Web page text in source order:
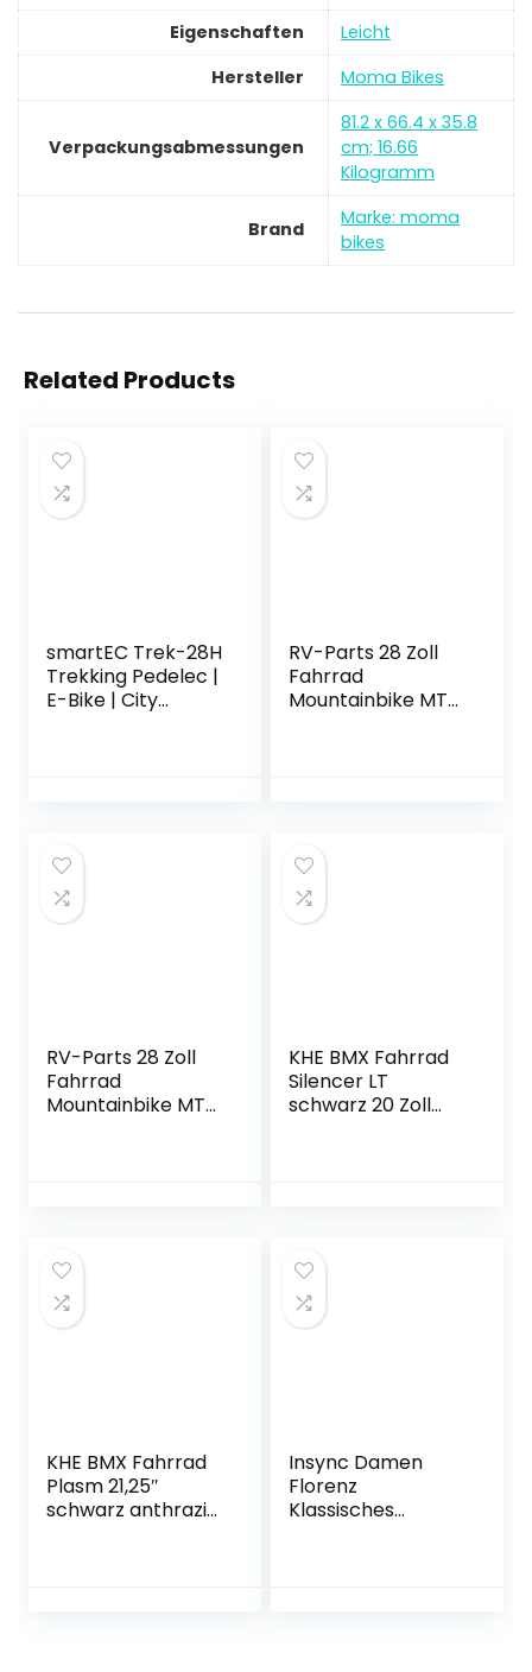
Eigenschaften
‎Leicht
Hersteller
‎Moma Bikes
Verpackungsabmessungen
‎81.2 x 66.4 x 35.8
cm; 16.66
Kilogramm
Brand
Marke: moma
bikes
Related Products
smartEC Trek-28H
Trekking Pedelec |
E-Bike | City
Modelljahr 2022
RV-Parts 28 Zoll
Fahrrad
Mountainbike MTB
RV-Parts 28 Zoll
Fahrrad
Mountainbike MTB
KHE BMX Fahrrad
Silencer LT
schwarz 20 Zoll
KHE BMX Fahrrad
Plasm 21,25″
schwarz anthrazit
Insync Damen
Florenz
Klassisches